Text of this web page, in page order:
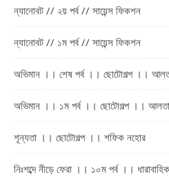
ন্যানোবট // ২য় পর্ব // সায়েন্স ফিকশন
ন্যানোবট // ১ম পর্ব // সায়েন্স ফিকশন
অভিমান ।। শেষ পর্ব ।। ছোটোগল্প ।।
অভিমান ।। ১ম পর্ব ।। ছোটোগল্প ।।
শূন্যতা ।। ছোটোগল্প ।। শফিক নহোর
নিঃশব্দে নীড়ে ফেরা ।। ১০ম পর্ব ।।